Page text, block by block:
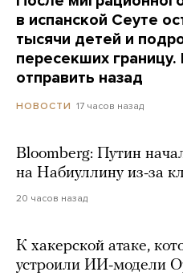
в испанской Сеуте
тысячи детей и
пересекших границу.
отправить назад
НОВОСТИ 17 часов назад
Bloomberg: Путин
на Набиуллину из-за
20 часов назад
К хакерской атаке,
устроили ИИ-модели